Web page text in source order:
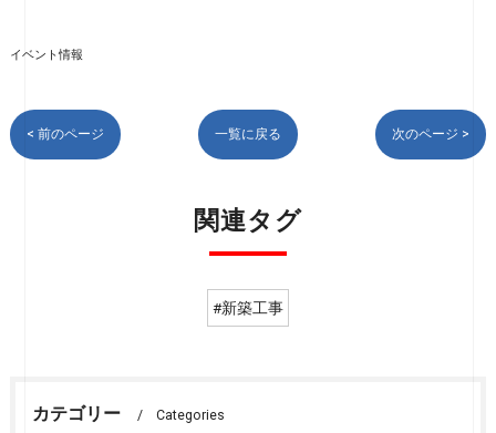
イベント情報
< 前のページ 一覧に戻る 次のページ >
関連タグ
#新築工事
カテゴリー Categories